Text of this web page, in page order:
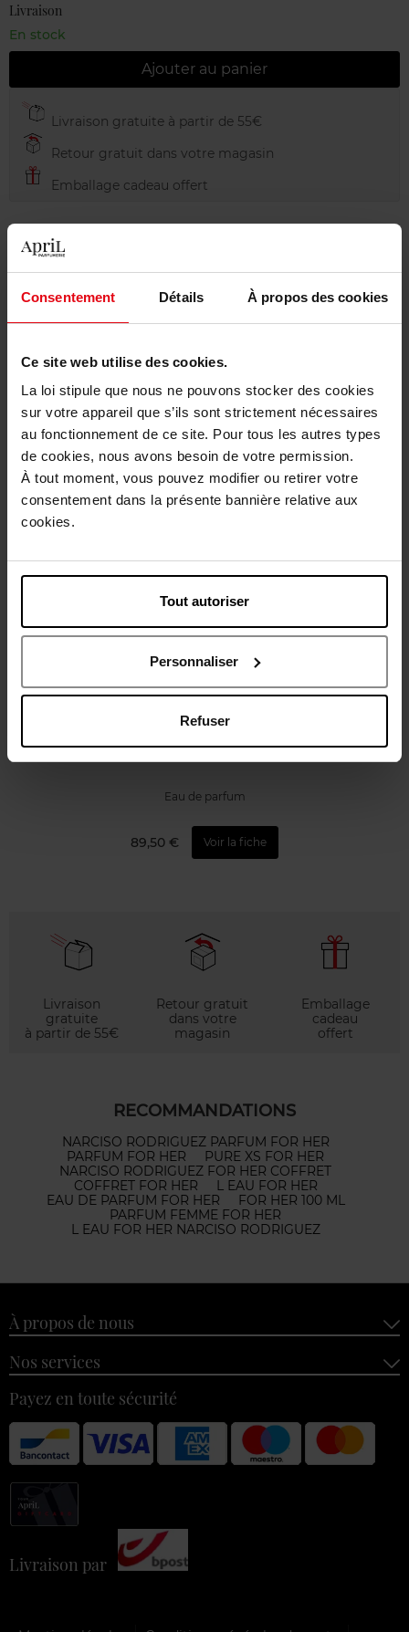
Consentement Détails À propos des cookies
Ce site web utilise des cookies.
La loi stipule que nous ne pouvons stocker des cookies
sur votre appareil que s’ils sont strictement nécessaires
au fonctionnement de ce site. Pour tous les autres types
de cookies, nous avons besoin de votre permission.
À tout moment, vous pouvez modifier ou retirer votre
consentement dans la présente bannière relative aux
cookies.
Tout autoriser
Personnaliser
Refuser
Livraison
En stock
Ajouter au panier
Livraison gratuite à partir de 55€
Retour gratuit dans votre magasin
Emballage cadeau offert
Description
Conseil d'utilisation
Caractéristiques
Avis client Politique relative aux avis des clients
ANNAYAKE
KOGAÏ FOR HER
Eau de parfum
89,50 € Voir la fiche
Livraison
gratuite
à partir de 55€
Retour gratuit
dans votre
magasin
Emballage
cadeau
offert
RECOMMANDATIONS
NARCISO RODRIGUEZ PARFUM FOR HER
PARFUM FOR HER
PURE XS FOR HER
NARCISO RODRIGUEZ FOR HER COFFRET
COFFRET FOR HER
L EAU FOR HER
EAU DE PARFUM FOR HER
FOR HER 100 ML
PARFUM FEMME FOR HER
L EAU FOR HER NARCISO RODRIGUEZ
À propos de nous
Nos services
Payez en toute sécurité
Livraison par